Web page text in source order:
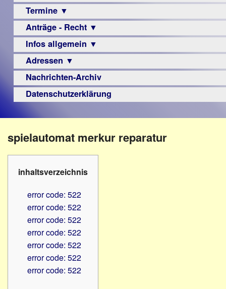
Termine ▼
Veranstaltungsprogramme
Anträge - Recht ▼
Archiv
Urteile
Infos allgemein ▼
Sehbehinderung
Frühförderung
Schule
–
Beruf
Hilfsmittel
-
PC
Adressen ▼
Augenoptiker
Berufsbildungswerke
Hörbüchereien
Reha-
Lehrer
Verbände
Nachrichten-Archiv
Datenschutzerklärung
spielautomat merkur reparatur
inhaltsverzeichnis
error code: 522
error code: 522
error code: 522
error code: 522
error code: 522
error code: 522
error code: 522